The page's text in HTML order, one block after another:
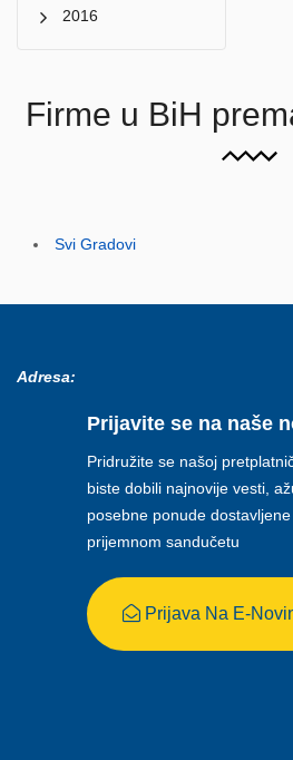
2016
Firme u BiH
Svi Gradovi
Adresa:
Prijavite se na naše
Pridružite se našoj
biste dobili najnovije vesti,
posebne ponude
prijemnom sandučetu
Prijava Na E-